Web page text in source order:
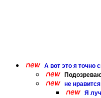
А вот это я точно
не
Я